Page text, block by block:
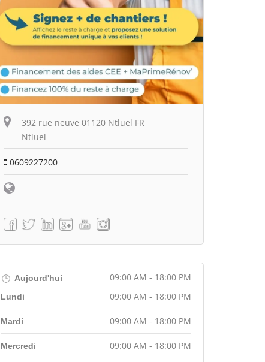
392 rue neuve 01120 Ntluel FR
Ntluel
0609227200
Aujourd'hui 09:00 AM - 18:00 PM
Lundi 09:00 AM - 18:00 PM
Mardi 09:00 AM - 18:00 PM
Mercredi 09:00 AM - 18:00 PM